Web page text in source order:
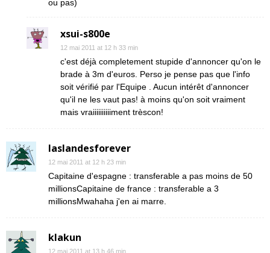
ou pas)
xsui-s800e
12 mai 2011 at 12 h 33 min
c'est déjà completement stupide d'annoncer qu'on le
brade à 3m d'euros. Perso je pense pas que l'info
soit vérifié par l'Equipe . Aucun intérêt d'annoncer
qu'il ne les vaut pas! à moins qu'on soit vraiment
mais vraiiiiiiiiiiment trèscon!
laslandesforever
12 mai 2011 at 12 h 23 min
Capitaine d'espagne : transferable a pas moins de 50
millionsCapitaine de france : transferable a 3
millionsMwahaha j'en ai marre.
klakun
12 mai 2011 at 13 h 46 min